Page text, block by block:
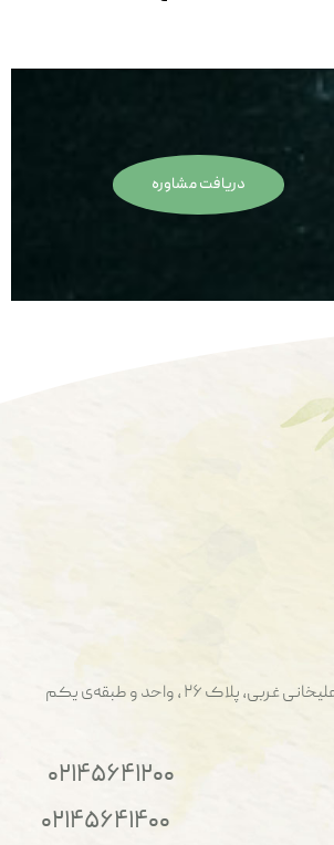
دریافت مشاوره
۲۶ ، واحد و طبقه‌ی یکم
۰۲۱۴۵۶۴۱۲۰۰
۰۲۱۴۵۶۴۱۴۰۰